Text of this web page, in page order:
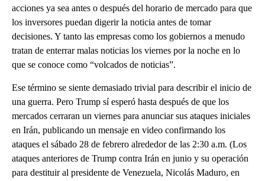
acciones ya sea antes o después del horario de mercado para que
los inversores puedan digerir la noticia antes de tomar
decisiones. Y tanto las empresas como los gobiernos a menudo
tratan de enterrar malas noticias los viernes por la noche en lo
que se conoce como “volcados de noticias”.
Ese término se siente demasiado trivial para describir el inicio de
una guerra. Pero Trump sí esperó hasta después de que los
mercados cerraran un viernes para anunciar sus ataques iniciales
en Irán, publicando un mensaje en video confirmando los
ataques el sábado 28 de febrero alrededor de las 2:30 a.m. (Los
ataques anteriores de Trump contra Irán en junio y su operación
para destituir al presidente de Venezuela, Nicolás Maduro, en